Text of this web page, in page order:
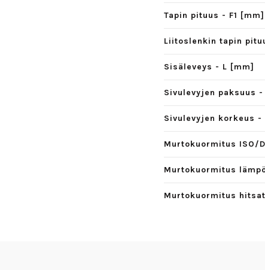
Tapin pituus - F1 [mm]
Liitoslenkin tapin
Sisäleveys - L [mm]
Sivulevyjen paksuus -
Sivulevyjen korkeus -
Murtokuormitus ISO/
Murtokuormitus
Murtokuormitus